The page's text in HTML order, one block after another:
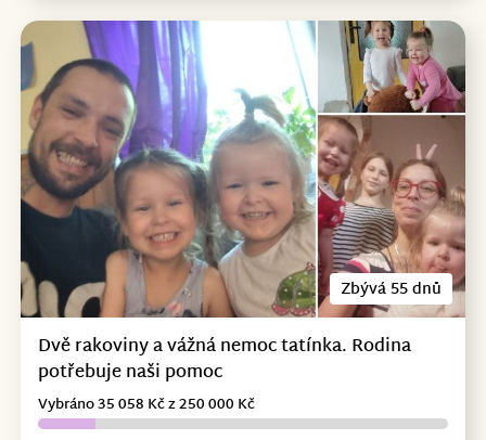
Zbývá 55 dnů
Dvě rakoviny a vážná nemoc tatínka. Rodina
potřebuje naši pomoc
Vybráno 35 058 Kč z 250 000 Kč